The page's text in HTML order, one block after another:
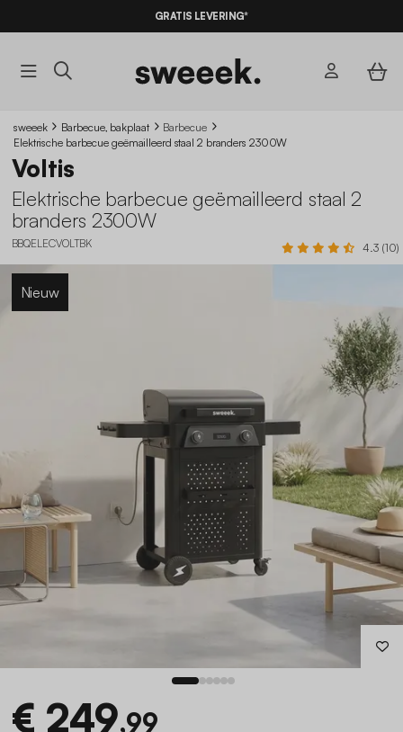
AANBIEDINGEN*MET DE
GRATIS LEVERING*
sweeek Barbecue, bakplaat
Barbecue
Elektrische barbecue geëmailleerd staal 2 branders 2300W
Voltis
Elektrische barbecue geëmailleerd staal 2
branders 2300W
BBQELECVOLTBK 4.3 (10)
Nieuw
€ 249,99